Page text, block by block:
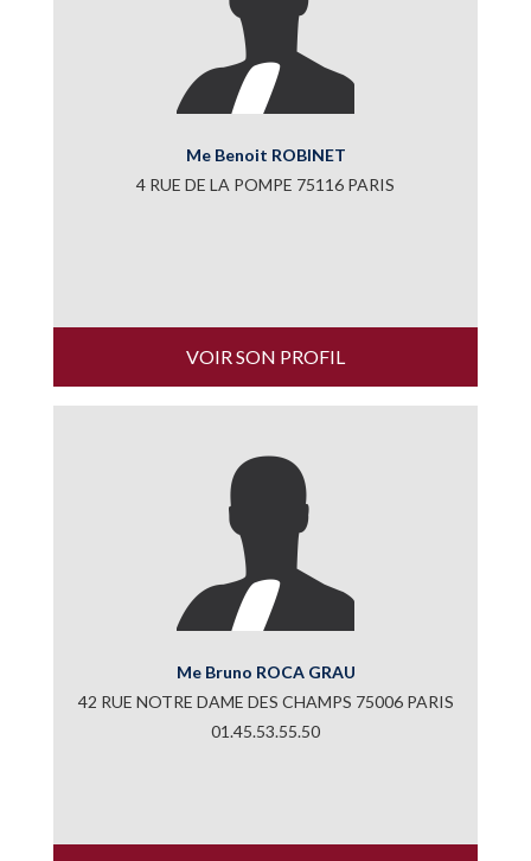
Me Benoit ROBINET
4 RUE DE LA POMPE 75116 PARIS
VOIR SON PROFIL
Me Bruno ROCA GRAU
42 RUE NOTRE DAME DES CHAMPS 75006 PARIS
01.45.53.55.50